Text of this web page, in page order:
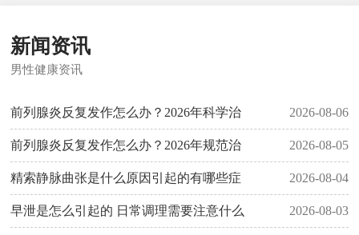
新闻资讯
男性健康资讯
前列腺炎反复发作怎么办？2026年科学治 2026-08-06
前列腺炎反复发作怎么办？2026年规范治 2026-08-05
精索静脉曲张是什么原因引起的有哪些症 2026-08-04
早泄是怎么引起的 日常调理需要注意什么 2026-08-03